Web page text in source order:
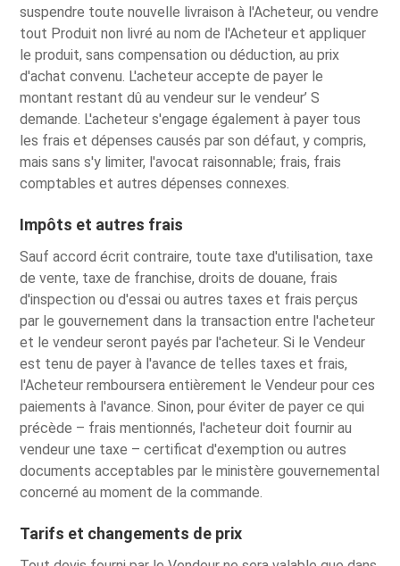
suspendre toute nouvelle livraison à l'Acheteur, ou vendre
tout Produit non livré au nom de l'Acheteur et appliquer
le produit, sans compensation ou déduction, au prix
d'achat convenu. L'acheteur accepte de payer le
montant restant dû au vendeur sur le vendeur’ S
demande. L'acheteur s'engage également à payer tous
les frais et dépenses causés par son défaut, y compris,
mais sans s'y limiter, l'avocat raisonnable; frais, frais
comptables et autres dépenses connexes.
Impôts et autres frais
Sauf accord écrit contraire, toute taxe d'utilisation, taxe
de vente, taxe de franchise, droits de douane, frais
d'inspection ou d'essai ou autres taxes et frais perçus
par le gouvernement dans la transaction entre l'acheteur
et le vendeur seront payés par l'acheteur. Si le Vendeur
est tenu de payer à l'avance de telles taxes et frais,
l'Acheteur remboursera entièrement le Vendeur pour ces
paiements à l'avance. Sinon, pour éviter de payer ce qui
précède – frais mentionnés, l'acheteur doit fournir au
vendeur une taxe – certificat d'exemption ou autres
documents acceptables par le ministère gouvernemental
concerné au moment de la commande.
Tarifs et changements de prix